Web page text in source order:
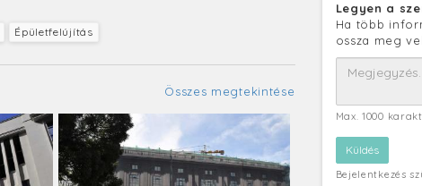
Épületfelújítás
Összes megtekintése
Legyen a
Ha több
ossza meg
Max. 1000
Bejelentkezés